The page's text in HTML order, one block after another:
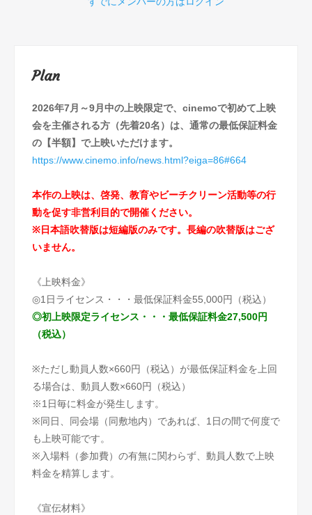
Plan
2026年7月～9月中の上映限定で、cinemoで初めて上映
会を主催される方（先着20名）は、通常の最低保証料金
の【半額】で上映いただけます。
https://www.cinemo.info/news.html?eiga=86#664
本作の上映は、啓発、教育やビーチクリーン活動等の行
動を促す非営利目的で開催ください。
※日本語吹替版は短編版のみです。長編の吹替版はござ
いません。
《上映料金》
◎1日ライセンス・・・最低保証料金55,000円（税込）
◎初上映限定ライセンス・・・最低保証料金27,500円
（税込）
※ただし動員人数×660円（税込）が最低保証料金を上回
る場合は、動員人数×660円（税込）
※1日毎に料金が発生します。
※同日、同会場（同敷地内）であれば、1日の間で何度で
も上映可能です。
※入場料（参加費）の有無に関わらず、動員人数で上映
料金を精算します。
《宣伝材料》